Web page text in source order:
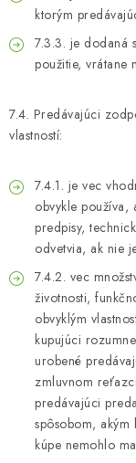
ktorým
7.3.3. je dodaná
použitie, vrátane
7.4. Predávajúci
vlastností:
7.4.1. je vec
obvykle používa,
predpisy,
odvetvia, ak nie
7.4.2. vec
životnosti,
obvyklým
kupujúci
urobené
zmluvnom
predávajúci
spôsobom,
kúpe nemohlo